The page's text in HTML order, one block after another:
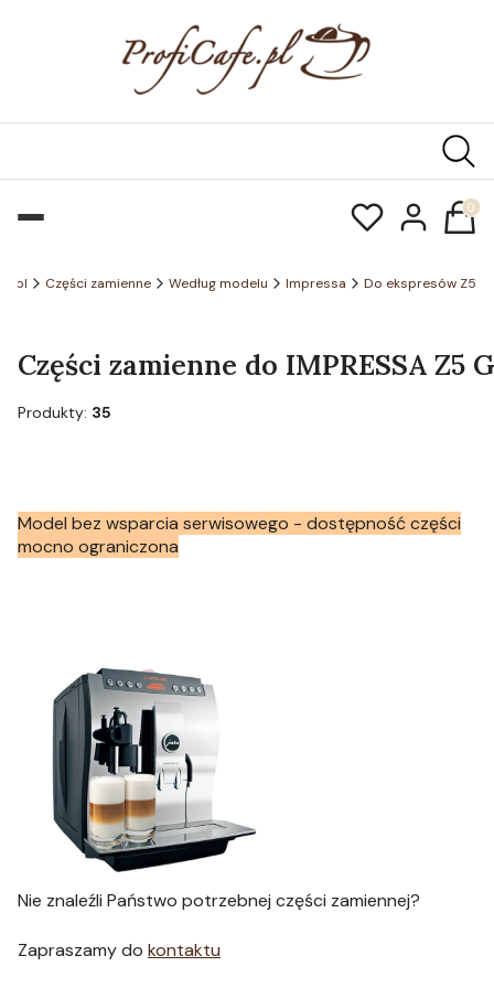
Części zamienne Według modelu Impressa Do ekspresów Z5
Części zamienne do IMPRESSA Z5
Produkty: 35
Model bez wsparcia serwisowego - dostępność części
mocno ograniczona
Nie znaleźli Państwo potrzebnej części zamiennej?
Zapraszamy do kontaktu